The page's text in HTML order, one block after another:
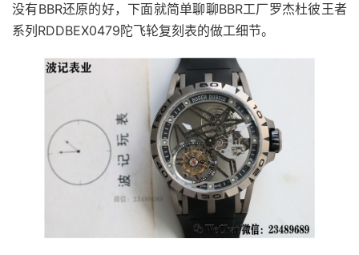
没有BBR还原的好，下面就简单聊聊BBR工厂罗杰杜彼王者
系列RDDBEX0479陀飞轮复刻表的做工细节。